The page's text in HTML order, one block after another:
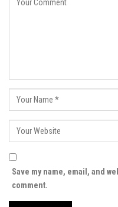
Save my name, email, and
comment.